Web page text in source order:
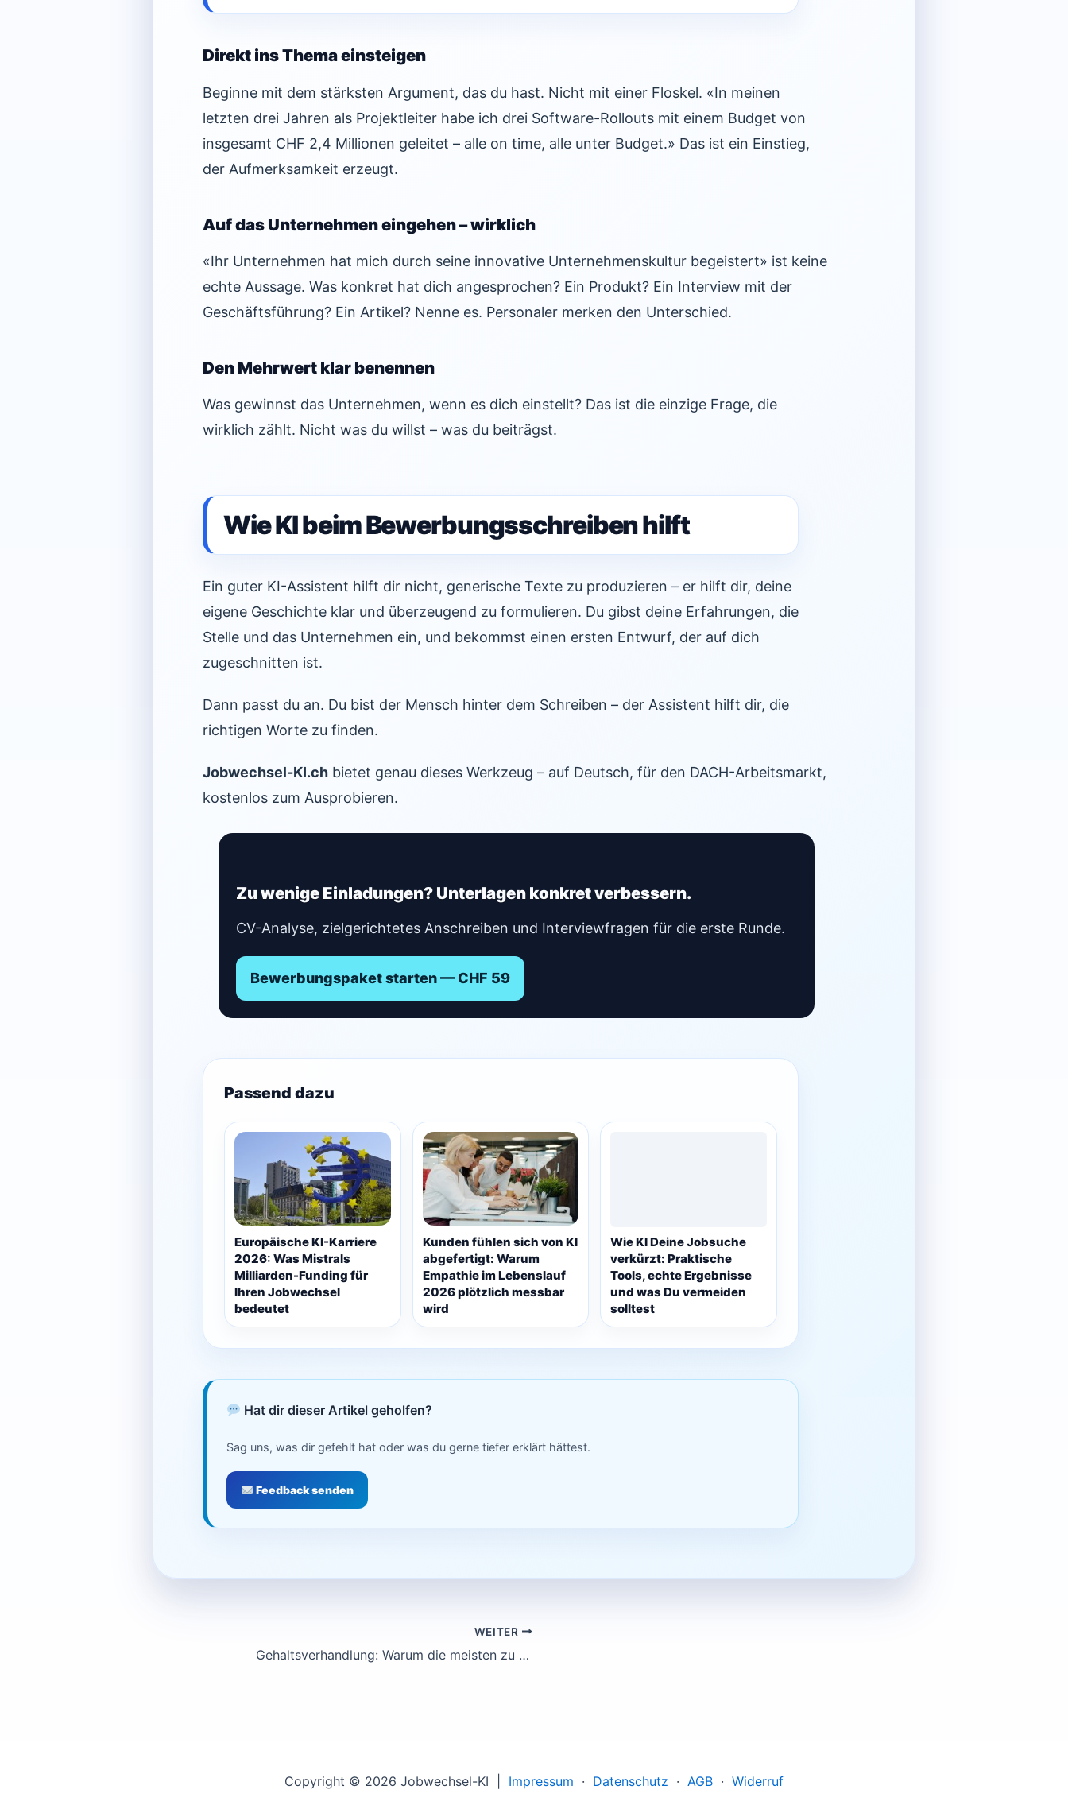
Direkt ins Thema einsteigen
Beginne mit dem stärksten Argument, das du hast. Nicht mit einer Floskel. «In meinen
letzten drei Jahren als Projektleiter habe ich drei Software-Rollouts mit einem Budget von
insgesamt CHF 2,4 Millionen geleitet – alle on time, alle unter Budget.» Das ist ein Einstieg,
der Aufmerksamkeit erzeugt.
Auf das Unternehmen eingehen – wirklich
«Ihr Unternehmen hat mich durch seine innovative Unternehmenskultur begeistert» ist keine
echte Aussage. Was konkret hat dich angesprochen? Ein Produkt? Ein Interview mit der
Geschäftsführung? Ein Artikel? Nenne es. Personaler merken den Unterschied.
Den Mehrwert klar benennen
Was gewinnst das Unternehmen, wenn es dich einstellt? Das ist die einzige Frage, die
wirklich zählt. Nicht was du willst – was du beiträgst.
Wie KI beim Bewerbungsschreiben hilft
Ein guter KI-Assistent hilft dir nicht, generische Texte zu produzieren – er hilft dir, deine
eigene Geschichte klar und überzeugend zu formulieren. Du gibst deine Erfahrungen, die
Stelle und das Unternehmen ein, und bekommst einen ersten Entwurf, der auf dich
zugeschnitten ist.
Dann passt du an. Du bist der Mensch hinter dem Schreiben – der Assistent hilft dir, die
richtigen Worte zu finden.
Jobwechsel-KI.ch bietet genau dieses Werkzeug – auf Deutsch, für den DACH-Arbeitsmarkt,
kostenlos zum Ausprobieren.
Zu wenige Einladungen? Unterlagen konkret verbessern.
CV-Analyse, zielgerichtetes Anschreiben und Interviewfragen für die erste Runde.
Bewerbungspaket starten — CHF 59
Passend dazu
Europäische KI-Karriere
2026: Was Mistrals
Milliarden-Funding für
Ihren Jobwechsel
bedeutet
Kunden fühlen sich von KI
abgefertigt: Warum
Empathie im Lebenslauf
2026 plötzlich messbar
wird
Wie KI Deine Jobsuche
verkürzt: Praktische
Tools, echte Ergebnisse
und was Du vermeiden
solltest
Hat dir dieser Artikel geholfen?
Sag uns, was dir gefehlt hat oder was du gerne tiefer erklärt hättest.
Feedback senden
WEITER
Gehaltsverhandlung: Warum die meisten zu wenig fragen – und wie du den Sprung schaffst
Copyright © 2026 Jobwechsel-KI | Impressum · Datenschutz · AGB · Widerruf